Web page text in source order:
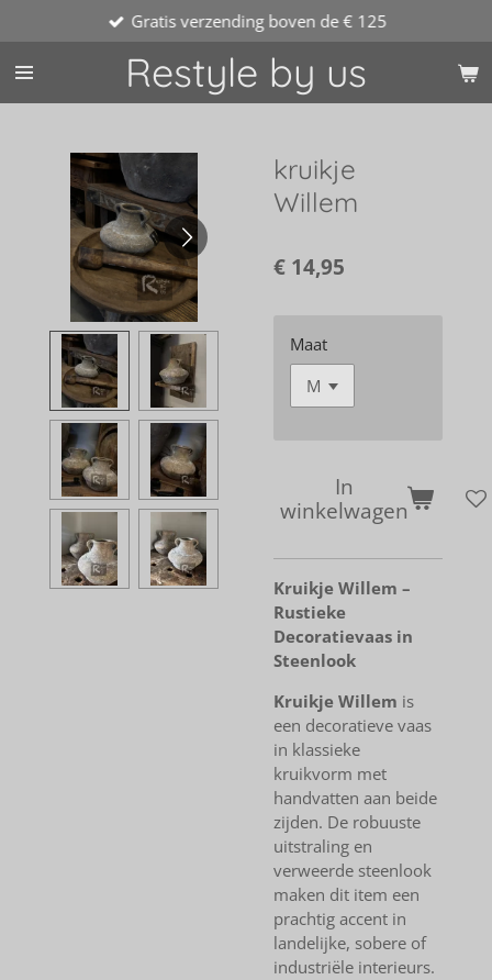
direct
naar
Restyle by us
Gratis verzending boven de € 125
kruikje
Willem
€ 14,95
Maat
In
winkelwagen
Kruikje Willem –
Rustieke
Decoratievaas in
Steenlook
Kruikje Willem is
een decoratieve vaas
in klassieke
kruikvorm met
handvatten aan beide
zijden. De robuuste
uitstraling en
verweerde steenlook
maken dit item een
prachtig accent in
landelijke, sobere of
industriële interieurs.